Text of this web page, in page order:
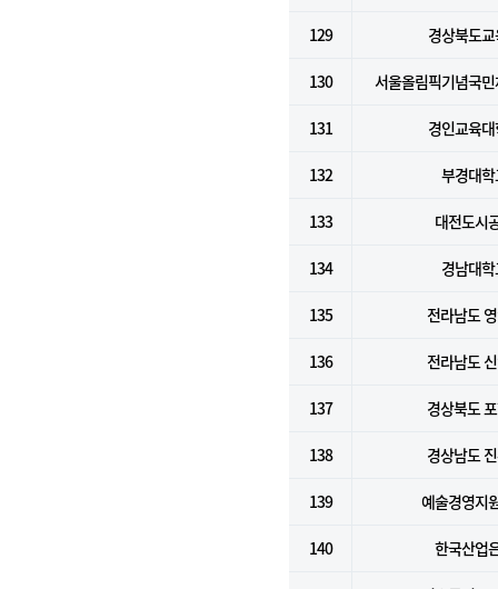
129 경상북도
130 서울올림픽기념국
131 경인교육
132 부경대
133 대전도시
134 경남대
135 전라남도
136 전라남도
137 경상북도
138 경상남도
139 예술경영지
140 한국산업